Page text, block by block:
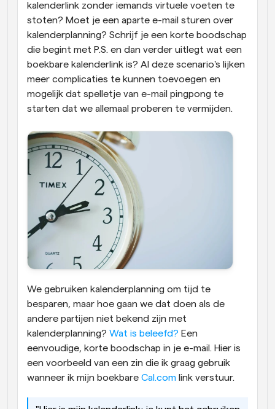
kalenderlink zonder iemands virtuele voeten te
stoten? Moet je een aparte e-mail sturen over
kalenderplanning? Schrijf je een korte boodschap
die begint met P.S. en dan verder uitlegt wat een
boekbare kalenderlink is? Al deze scenario's lijken
meer complicaties te kunnen toevoegen en
mogelijk dat spelletje van e-mail pingpong te
starten dat we allemaal proberen te vermijden.
We gebruiken kalenderplanning om tijd te
besparen, maar hoe gaan we dat doen als de
andere partijen niet bekend zijn met
kalenderplanning? Wat is beleefd? Een
eenvoudige, korte boodschap in je e-mail. Hier is
een voorbeeld van een zin die ik graag gebruik
wanneer ik mijn boekbare Cal.com link verstuur.